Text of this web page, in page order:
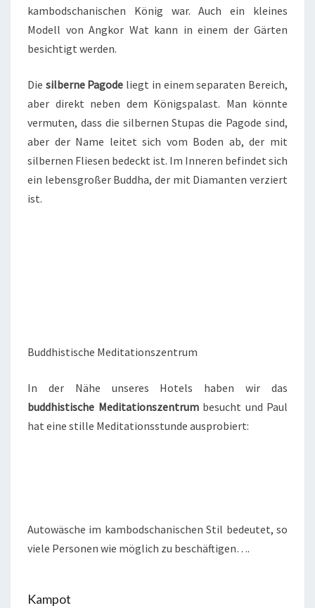
kambodschanischen König war. Auch ein kleines
Modell von Angkor Wat kann in einem der Gärten
besichtigt werden.
Die silberne Pagode liegt in einem separaten Bereich,
aber direkt neben dem Königspalast. Man könnte
vermuten, dass die silbernen Stupas die Pagode sind,
aber der Name leitet sich vom Boden ab, der mit
silbernen Fliesen bedeckt ist. Im Inneren befindet sich
ein lebensgroßer Buddha, der mit Diamanten verziert
ist.
Buddhistische Meditationszentrum
In der Nähe unseres Hotels haben wir das
buddhistische Meditationszentrumbesucht und Paul
hat eine stille Meditationsstunde ausprobiert:
Autowäsche im kambodschanischen Stil bedeutet, so
viele Personen wie möglich zu beschäftigen….
Kampot